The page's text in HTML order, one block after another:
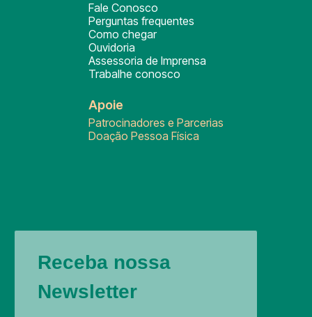
Fale Conosco
Perguntas frequentes
Como chegar
Ouvidoria
Assessoria de Imprensa
Trabalhe conosco
Apoie
Patrocinadores e Parcerias
Doação Pessoa Física